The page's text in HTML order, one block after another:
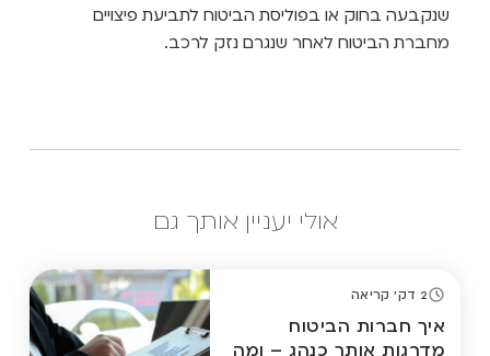
שנקבעה בחוק או בפוליסת הביטוח לתביעת פיצויים
מחברת הביטוח לאחר שנגרם נזק לרכב.
אולי יעניין אותך גם
2 דק' קריאה
איך חברות הביטוח
מדרגות אותך כנהג – ומה